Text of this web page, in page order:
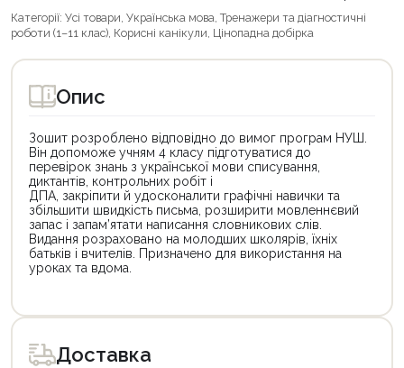
Категорії: Усі товари, Українська мова, Тренажери та діагностичні
роботи (1–11 клас), Корисні канікули, Цінопадна добірка
Опис
Зошит розроблено відповідно до вимог програм НУШ.
Він допоможе учням 4 класу підготуватися до
перевірок знань з української мови списування,
диктантів, контрольних робіт і
ДПА, закріпити й удосконалити графічні навички та
збільшити швидкість письма, розширити мовленнєвий
запас і запам’ятати написання словникових слів.
Видання розраховано на молодших школярів, їхніх
батьків і вчителів. Призначено для використання на
уроках та вдома.
товар
для
покупки
товар
для
покупкиДоставка